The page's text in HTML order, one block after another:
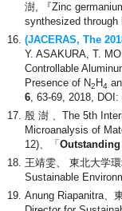
澍, 『Zinc
synthesized through
(JACERAS, The
Y. ASAKURA, T.
Controllable
Presence of N2 H 4
6, 63-69, 2018,
殷 澍 、The 5th
Microanalysis of
12)、「
王靖雯、 東北大学
Sustainable
Anung Riapanitra、